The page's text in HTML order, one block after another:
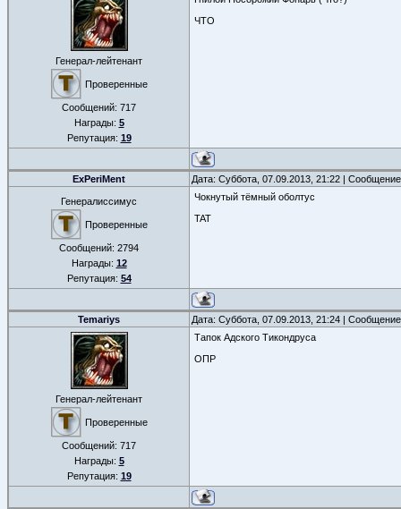
Генерал-лейтенант
Проверенные
Сообщений: 717
Награды: 5
Репутация: 19
ЧТО
ExPeriMent Дата: Суббота, 07.09.2013, 21:22 |
Генералиссимус
Проверенные
Сообщений: 2794
Награды: 12
Репутация: 54
Чокнутый тёмный оболтус
TAT
Temariys Дата: Суббота, 07.09.2013, 21:24 |
Генерал-лейтенант
Проверенные
Сообщений: 717
Награды: 5
Репутация: 19
Тапок Адского Тикондруса
ОПР